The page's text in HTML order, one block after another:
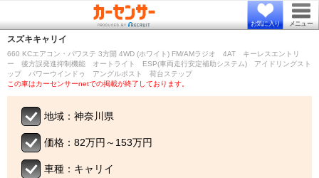
お気に入り メニュー
スズキキャリイ
660 KCエアコン・パワステ 3方開 4WD (ホワイト) FM/AMラジオ 4AT キーレスエントリ
ー 後方誤発進抑制機能 オートライト ESP(車両走行安定補助システム) アイドリングスト
ップ パワーウインドゥ アングルポスト 荷台ステップ
この車はカーセンサーnetでの掲載が終了しております。
地域：神奈川県
価格：82万円～153万円
車種：キャリイ